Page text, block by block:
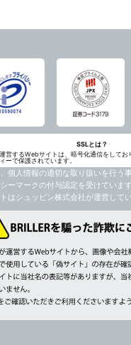
SSLとは？
営するWebサイトは、暗号化通信をしてお
ーで保護されています。
個人情報の適切な取り扱いを行う
ーマークの付与認定を受けています
はシュッピン株式会社が運営してい